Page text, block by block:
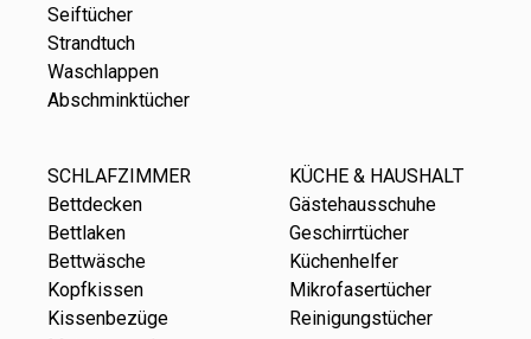
Seiftücher
Strandtuch
Waschlappen
Abschminktücher
SCHLAFZIMMER
Bettdecken
Bettlaken
Bettwäsche
Kopfkissen
Kissenbezüge
KÜCHE & HAUSHALT
Gästehausschuhe
Geschirrtücher
Küchenhelfer
Mikrofasertücher
Reinigungstücher